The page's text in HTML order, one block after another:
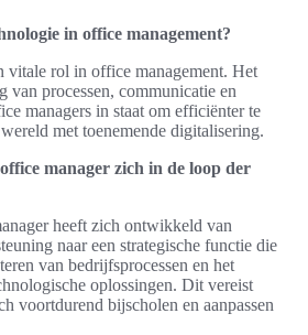
in office management?
vitale rol in office management. Het
van processen, communicatie en
managers in staat om efficiënter te
met toenemende digitalisering.
manager zich in de loop der
heeft zich ontwikkeld van
naar een strategische functie die
van bedrijfsprocessen en het
oplossingen. Dit vereist
voortdurend bijscholen en aanpassen